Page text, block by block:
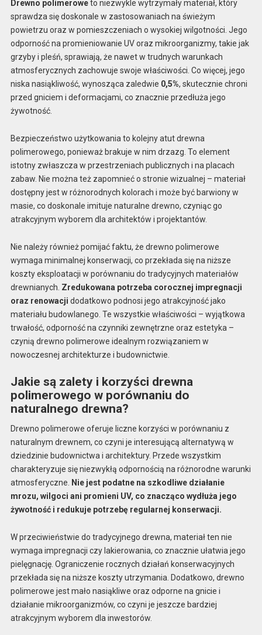
Drewno polimeroweto niezwykle wytrzymały materiał, który
sprawdza się doskonale w zastosowaniach na świeżym
powietrzu oraz w pomieszczeniach o wysokiej wilgotności. Jego
odporność na promieniowanie UV oraz mikroorganizmy, takie jak
grzyby i pleśń, sprawiają, że nawet w trudnych warunkach
atmosferycznych zachowuje swoje właściwości. Co więcej, jego
niska nasiąkliwość, wynosząca zaledwie 0,5%, skutecznie chroni
przed gniciem i deformacjami, co znacznie przedłuża jego
żywotność.
Bezpieczeństwo użytkowania to kolejny atut drewna
polimerowego, ponieważ brakuje w nim drzazg. To element
istotny zwłaszcza w przestrzeniach publicznych i na placach
zabaw. Nie można też zapomnieć o stronie wizualnej – materiał
dostępny jest w różnorodnych kolorach i może być barwiony w
masie, co doskonale imituje naturalne drewno, czyniąc go
atrakcyjnym wyborem dla architektów i projektantów.
Nie należy również pomijać faktu, że drewno polimerowe
wymaga minimalnej konserwacji, co przekłada się na niższe
koszty eksploatacji w porównaniu do tradycyjnych materiałów
drewnianych. Zredukowana potrzeba corocznej impregnacji
oraz renowacji dodatkowo podnosi jego atrakcyjność jako
materiału budowlanego. Te wszystkie właściwości – wyjątkowa
trwałość, odporność na czynniki zewnętrzne oraz estetyka –
czynią drewno polimerowe idealnym rozwiązaniem w
nowoczesnej architekturze i budownictwie.
Jakie są zalety i korzyści drewna
polimerowego w porównaniu do
naturalnego drewna?
Drewno polimerowe oferuje liczne korzyści w porównaniu z
naturalnym drewnem, co czyni je interesującą alternatywą w
dziedzinie budownictwa i architektury. Przede wszystkim
charakteryzuje się niezwykłą odpornością na różnorodne warunki
atmosferyczne.
Nie jest podatne na szkodliwe działanie
mrozu, wilgoci ani promieni UV, co znacząco wydłuża jego
żywotność i redukuje potrzebę regularnej konserwacji.
W przeciwieństwie do tradycyjnego drewna, materiał ten nie
wymaga impregnacji czy lakierowania, co znacznie ułatwia jego
pielęgnację. Ograniczenie rocznych działań konserwacyjnych
przekłada się na niższe koszty utrzymania. Dodatkowo, drewno
polimerowe jest mało nasiąkliwe oraz odporne na gnicie i
działanie mikroorganizmów, co czyni je jeszcze bardziej
atrakcyjnym wyborem dla inwestorów.